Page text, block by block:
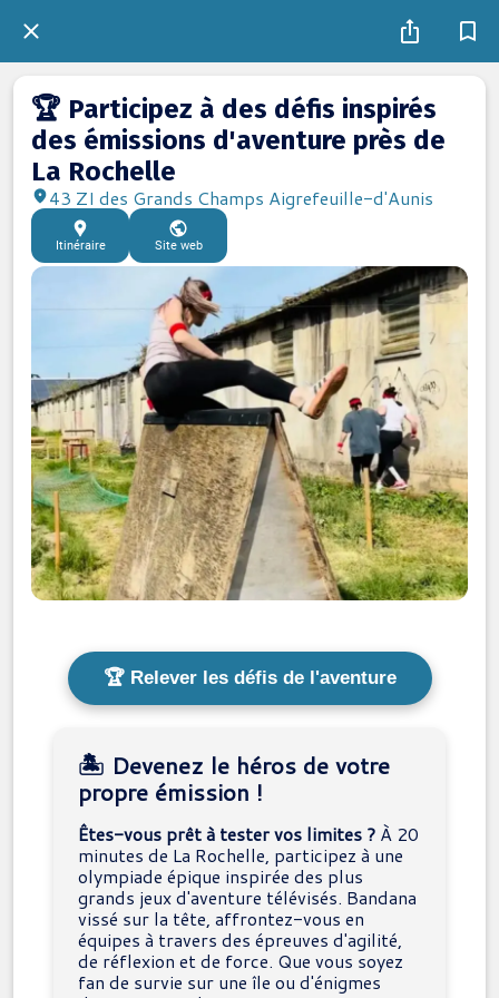
🏆 Participez à des défis inspirés
des émissions d'aventure près de
La Rochelle
43 ZI des Grands Champs Aigrefeuille-d'Aunis
Itinéraire Site web
🏆 Relever les défis de l'aventure
🏝️ Devenez le héros de votre
propre émission !
Êtes-vous prêt à tester vos limites ? À 20
minutes de La Rochelle, participez à une
olympiade épique inspirée des plus
grands jeux d'aventure télévisés. Bandana
vissé sur la tête, affrontez-vous en
équipes à travers des épreuves d'agilité,
de réflexion et de force. Que vous soyez
fan de survie sur une île ou d'énigmes